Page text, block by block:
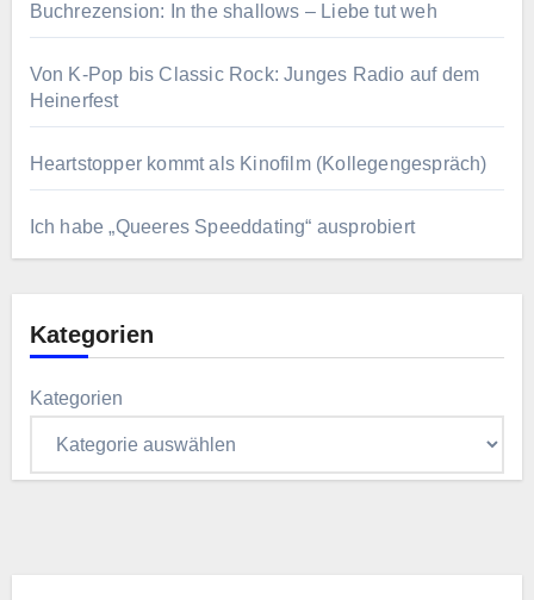
Buchrezension: In the shallows – Liebe tut weh
Von K-Pop bis Classic Rock: Junges Radio auf dem
Heinerfest
Heartstopper kommt als Kinofilm (Kollegengespräch)
Ich habe „Queeres Speeddating“ ausprobiert
Kategorien
Kategorien